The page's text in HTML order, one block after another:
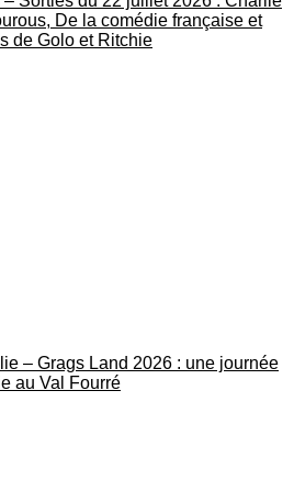
De la comédie française et
de Golo et Ritchie
– Grags Land 2026 : une journée
au Val Fourré